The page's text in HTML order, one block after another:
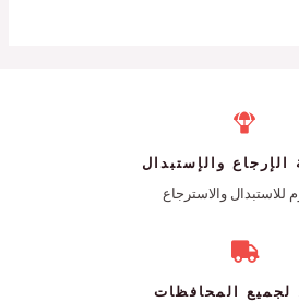
والإستبدال
المحافظات